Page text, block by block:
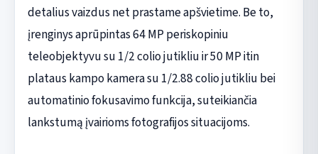
detalius vaizdus net prastame apšvietime. Be to,
įrenginys aprūpintas 64 MP periskopiniu
teleobjektyvu su 1/2 colio jutikliu ir 50 MP itin
plataus kampo kamera su 1/2.88 colio jutikliu bei
automatinio fokusavimo funkcija, suteikiančia
lankstumą įvairioms fotografijos situacijoms.